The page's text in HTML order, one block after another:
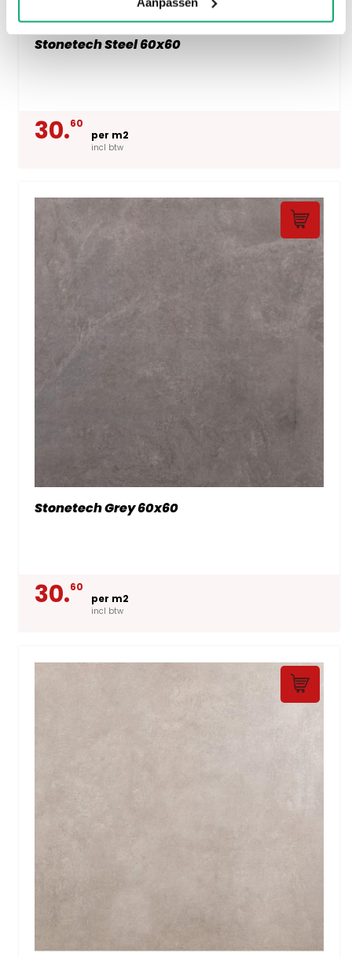
Stonetech Steel 60x60
30.60
per m2
incl btw
Stonetech Grey 60x60
30.60
per m2
incl btw